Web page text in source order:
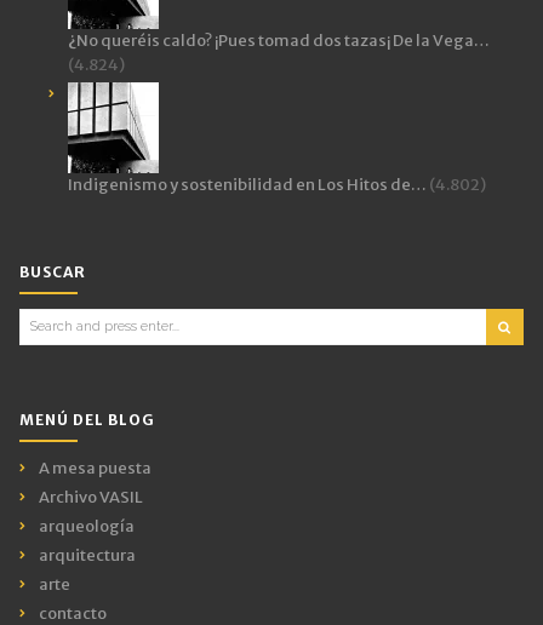
¿No queréis caldo? ¡Pues tomad dos tazas¡ De la Vega…
(4.824)
Indigenismo y sostenibilidad en Los Hitos de… (4.802)
BUSCAR
Search
for:
MENÚ DEL BLOG
A mesa puesta
Archivo VASIL
arqueología
arquitectura
arte
contacto